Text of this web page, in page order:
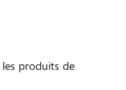
produits de